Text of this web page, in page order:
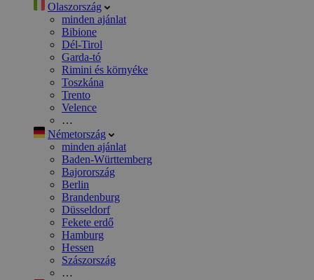
Olaszország
minden ajánlat
Bibione
Dél-Tirol
Garda-tó
Rimini és környéke
Toszkána
Trento
Velence
…
Németország
minden ajánlat
Baden-Württemberg
Bajorország
Berlin
Brandenburg
Düsseldorf
Fekete erdő
Hamburg
Hessen
Szászország
…